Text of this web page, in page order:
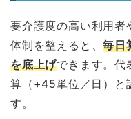
要介護度の高い利用者
体制を整えると、毎日
を底上げできます。代
算（+45単位／日）と
す。